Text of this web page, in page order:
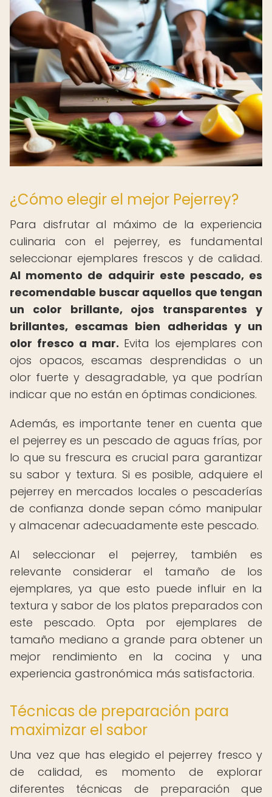
¿Cómo elegir el mejor Pejerrey?
Para disfrutar al máximo de la experiencia
culinaria con el pejerrey, es fundamental
seleccionar ejemplares frescos y de calidad.
Al momento de adquirir este pescado, es
recomendable buscar aquellos que tengan
un color brillante, ojos transparentes y
brillantes, escamas bien adheridas y un
olor fresco a mar. Evita los ejemplares con
ojos opacos, escamas desprendidas o un
olor fuerte y desagradable, ya que podrían
indicar que no están en óptimas condiciones.
Además, es importante tener en cuenta que
el pejerrey es un pescado de aguas frías, por
lo que su frescura es crucial para garantizar
su sabor y textura. Si es posible, adquiere el
pejerrey en mercados locales o pescaderías
de confianza donde sepan cómo manipular
y almacenar adecuadamente este pescado.
Al seleccionar el pejerrey, también es
relevante considerar el tamaño de los
ejemplares, ya que esto puede influir en la
textura y sabor de los platos preparados con
este pescado. Opta por ejemplares de
tamaño mediano a grande para obtener un
mejor rendimiento en la cocina y una
experiencia gastronómica más satisfactoria.
Técnicas de preparación para
maximizar el sabor
Una vez que has elegido el pejerrey fresco y
de calidad, es momento de explorar
diferentes técnicas de preparación que